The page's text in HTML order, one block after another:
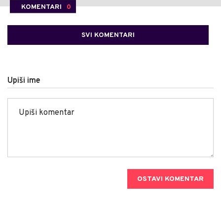
KOMENTARI 0
SVI KOMENTARI
Upiši ime
OSTAVI KOMENTAR